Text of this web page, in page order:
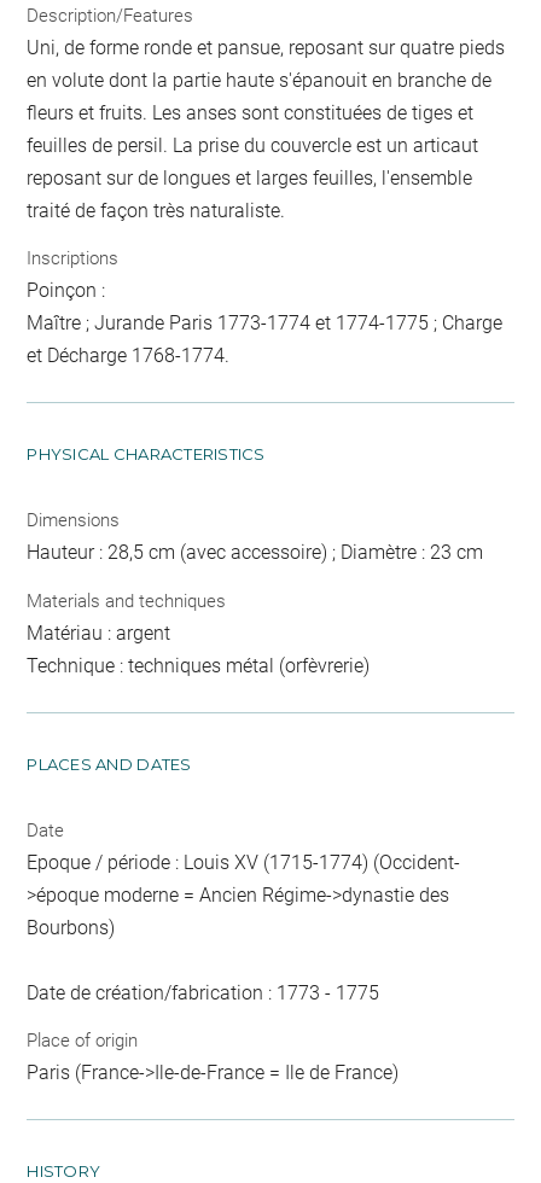
Description/Features
Uni, de forme ronde et pansue, reposant sur quatre pieds
en volute dont la partie haute s'épanouit en branche de
fleurs et fruits. Les anses sont constituées de tiges et
feuilles de persil. La prise du couvercle est un articaut
reposant sur de longues et larges feuilles, l'ensemble
traité de façon très naturaliste.
Inscriptions
Poinçon :
Maître ; Jurande Paris 1773-1774 et 1774-1775 ; Charge
et Décharge 1768-1774.
PHYSICAL CHARACTERISTICS
Dimensions
Hauteur : 28,5 cm (avec accessoire) ; Diamètre : 23 cm
Materials and techniques
Matériau : argent
Technique : techniques métal (orfèvrerie)
PLACES AND DATES
Date
Epoque / période : Louis XV (1715-1774) (Occident-
>époque moderne = Ancien Régime->dynastie des
Bourbons)
Date de création/fabrication : 1773 - 1775
Place of origin
Paris (France->Ile-de-France = Ile de France)
HISTORY